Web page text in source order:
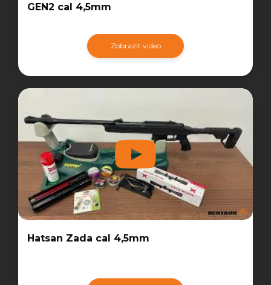
GEN2 cal 4,5mm
Zobrazit video
Hatsan Zada cal 4,5mm